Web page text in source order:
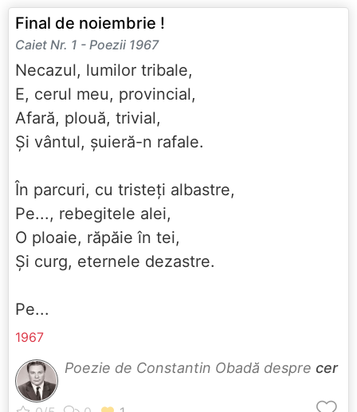
Final de noiembrie !
Caiet Nr. 1 - Poezii 1967
Necazul, lumilor tribale,
E, cerul meu, provincial,
Afară, plouă, trivial,
Și vântul, șuieră-n rafale.
În parcuri, cu tristeți albastre,
Pe..., rebegitele alei,
O ploaie, răpăie în tei,
Și curg, eternele dezastre.
Pe...
1967
Poezie de Constantin Obadă despre cer